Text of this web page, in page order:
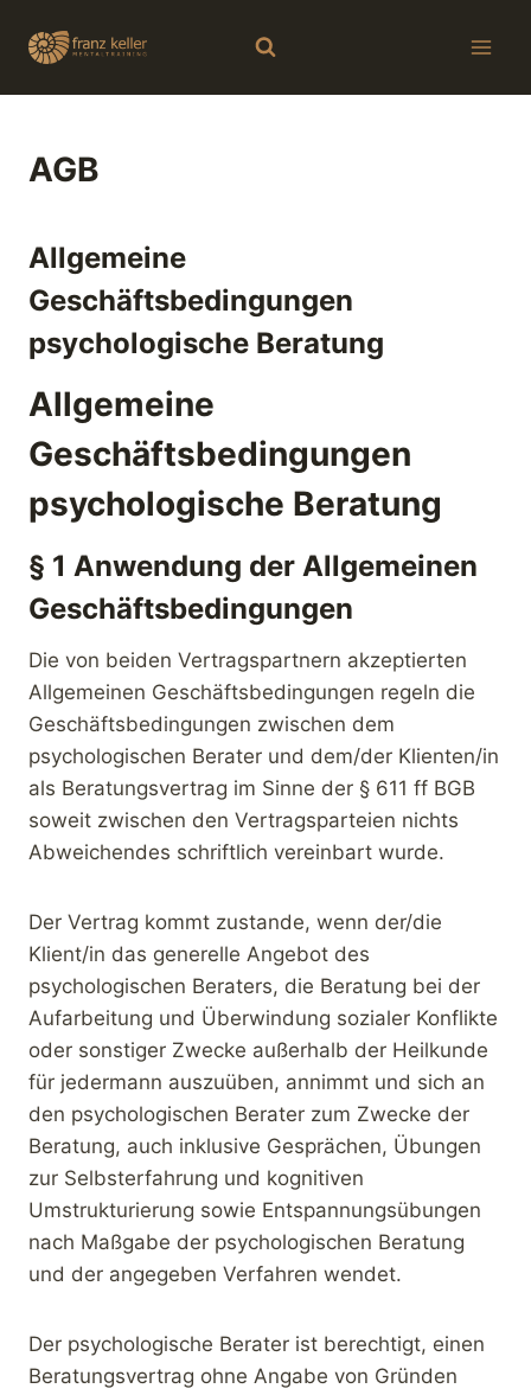
Inhalt
AGB
Allgemeine
Geschäftsbedingungen
psychologische Beratung
Allgemeine
Geschäftsbedingungen
psychologische Beratung
§ 1 Anwendung der Allgemeinen
Geschäftsbedingungen
Die von beiden Vertragspartnern akzeptierten
Allgemeinen Geschäftsbedingungen regeln die
Geschäftsbedingungen zwischen dem
psychologischen Berater und dem/der Klienten/in
als Beratungsvertrag im Sinne der § 611 ff BGB
soweit zwischen den Vertragsparteien nichts
Abweichendes schriftlich vereinbart wurde.
Der Vertrag kommt zustande, wenn der/die
Klient/in das generelle Angebot des
psychologischen Beraters, die Beratung bei der
Aufarbeitung und Überwindung sozialer Konflikte
oder sonstiger Zwecke außerhalb der Heilkunde
für jedermann auszuüben, annimmt und sich an
den psychologischen Berater zum Zwecke der
Beratung, auch inklusive Gesprächen, Übungen
zur Selbsterfahrung und kognitiven
Umstrukturierung sowie Entspannungsübungen
nach Maßgabe der psychologischen Beratung
und der angegeben Verfahren wendet.
Der psychologische Berater ist berechtigt, einen
Beratungsvertrag ohne Angabe von Gründen